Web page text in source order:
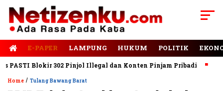
E-PAPER LAMPUNG HUKUM POLITIK
Blokir 302 Pinjol Illegal dan Konten Pinjam Pribadi Jalan
Home / Tulang Bawang Barat